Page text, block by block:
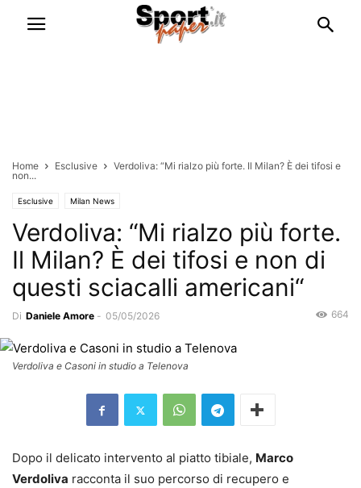
Home Esclusive
Verdoliva: “Mi rialzo più forte. Il Milan? È dei tifosi e
non...
Esclusive Milan News
Verdoliva: “Mi rialzo più forte.
Il Milan? È dei tifosi e non di
questi sciacalli americani“
Di Daniele Amore - 05/05/2026 664
Verdoliva e Casoni in studio a Telenova
Dopo il delicato intervento al piatto tibiale, Marco
Verdoliva racconta il suo percorso di recupero e